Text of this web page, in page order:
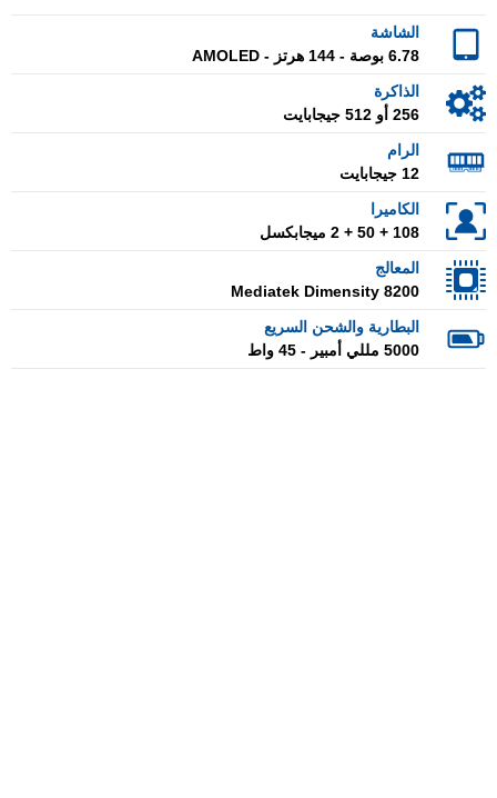
الشاشة
6.78 بوصة - 144 هرتز - AMOLED
الذاكرة
256 أو 512 جيجابايت
الرام
12 جيجابايت
الكاميرا
108 + 50 + 2 ميجابكسل
المعالج
Mediatek Dimensity 8200
البطارية والشحن السريع
5000 مللي أمبير - 45 واط